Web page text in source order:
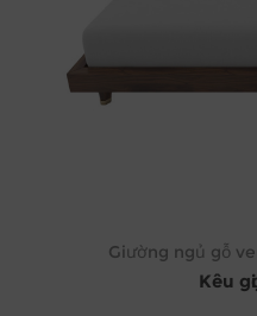
Giường ngủ gỗ
Kêu